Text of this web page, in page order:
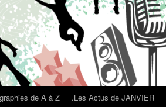
de A à Z .Les Actus de JANVIER